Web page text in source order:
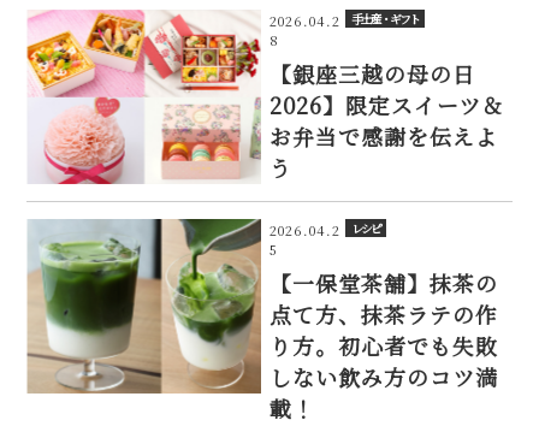
2026.04.2
8
手土産・ギフト
【銀座三越の母の日
2026】限定スイーツ＆
お弁当で感謝を伝えよ
う
2026.04.2
5
レシピ
【一保堂茶舗】抹茶の
点て方、抹茶ラテの作
り方。初心者でも失敗
しない飲み方のコツ満
載！